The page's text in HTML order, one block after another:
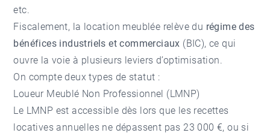
etc.
Fiscalement, la location meublée relève du régime des
bénéfices industriels et commerciaux (BIC), ce qui
ouvre la voie à plusieurs leviers d’optimisation.
On compte deux types de statut :
Loueur Meublé Non Professionnel (LMNP)
Le LMNP est accessible dès lors que les recettes
locatives annuelles ne dépassent pas 23 000 €, ou si